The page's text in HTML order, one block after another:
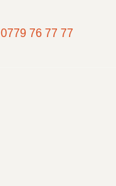
0779 76 77 77